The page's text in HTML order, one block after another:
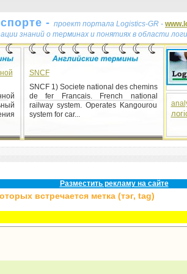
- проект портала Logistics-GR -
знаний о терминах и понятиях в области
SNCF
SNCF 1) Societe national des chemins
de fer Francais. French national
railway system. Operates Kangourou
system for car...
Разместить рекламу на сайте
встречается метка (тэг, tag)